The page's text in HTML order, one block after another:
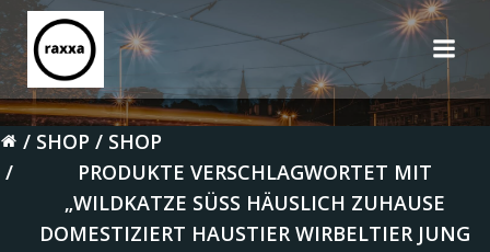
Inhalt
SHOP
SHOP
PRODUKTE VERSCHLAGWORTET MIT
„WILDKATZE SÜSS HÄUSLICH ZUHAUSE
DOMESTIZIERT HAUSTIER WIRBELTIER JUNG